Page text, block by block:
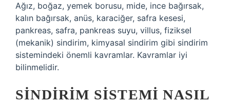
Ağız, boğaz, yemek borusu, mide, ince bağırsak,
kalın bağırsak, anüs, karaciğer, safra kesesi,
pankreas, safra, pankreas suyu, villus, fiziksel
(mekanik) sindirim, kimyasal sindirim gibi sindirim
sistemindeki önemli kavramlar. Kavramlar iyi
bilinmelidir.
SINDIRIM SISTEMI NASIL